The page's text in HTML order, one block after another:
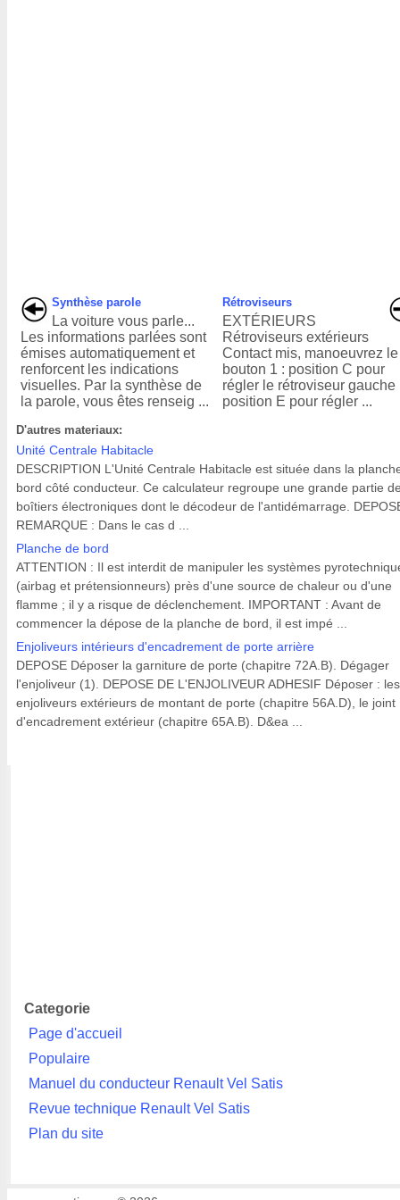
Synthèse parole
La voiture vous parle...
Les informations parlées sont
émises automatiquement et
renforcent les indications
visuelles. Par la synthèse de
la parole, vous êtes renseig ...
Rétroviseurs
EXTÉRIEURS
Rétroviseurs extérieurs
Contact mis, manoeuvrez le
bouton 1 : position C pour
régler le rétroviseur gauche
position E pour régler ...
D'autres materiaux:
Unité Centrale Habitacle
DESCRIPTION L'Unité Centrale Habitacle est située dans la
bord côté conducteur. Ce calculateur regroupe une grande partie
boîtiers électroniques dont le décodeur de l'antidémarrage.
REMARQUE : Dans le cas d ...
Planche de bord
ATTENTION : Il est interdit de manipuler les systèmes
(airbag et prétensionneurs) près d'une source de chaleur ou d'une
flamme ; il y a risque de déclenchement. IMPORTANT : Avant de
commencer la dépose de la planche de bord, il est impé ...
Enjoliveurs intérieurs d'encadrement de porte arrière
DEPOSE Déposer la garniture de porte (chapitre 72A.B). Dégager
l'enjoliveur (1). DEPOSE DE L'ENJOLIVEUR ADHESIF Déposer : les
enjoliveurs extérieurs de montant de porte (chapitre 56A.D), le joint
d'encadrement extérieur (chapitre 65A.B). D&ea ...
Categorie
Page d'accueil
Populaire
Manuel du conducteur Renault Vel Satis
Revue technique Renault Vel Satis
Plan du site